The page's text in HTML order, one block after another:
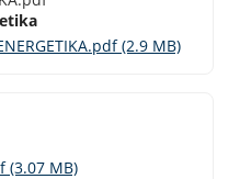
(2.9 MB)
(3.07 MB)